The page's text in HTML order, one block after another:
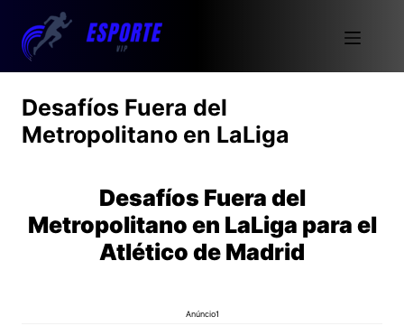
Desafíos Fuera del
Metropolitano en LaLiga
Desafíos Fuera del
Metropolitano en LaLiga para el
Atlético de Madrid
Anúncio1